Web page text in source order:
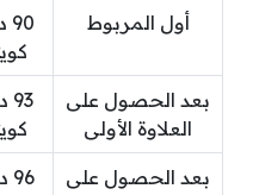
أول المربوط
بعد الحصول على
العلاوة الأولى
بعد الحصول على